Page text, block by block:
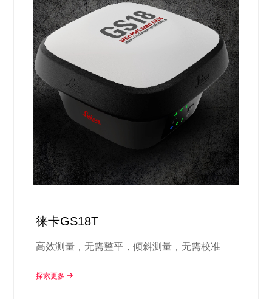
徕卡GS18T
高效测量，无需整平，倾斜测量，无需校准
探索更多